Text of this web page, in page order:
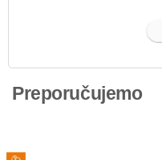
Preporučujemo